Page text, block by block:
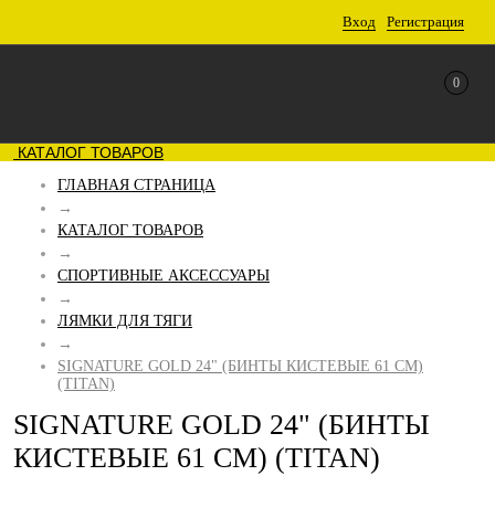
Вход Регистрация
0
КАТАЛОГ ТОВАРОВ
ГЛАВНАЯ СТРАНИЦА
→
КАТАЛОГ ТОВАРОВ
→
СПОРТИВНЫЕ АКСЕССУАРЫ
→
ЛЯМКИ ДЛЯ ТЯГИ
→
SIGNATURE GOLD 24" (БИНТЫ КИСТЕВЫЕ 61 СМ)
(TITAN)
SIGNATURE GOLD 24" (БИНТЫ
КИСТЕВЫЕ 61 СМ) (TITAN)